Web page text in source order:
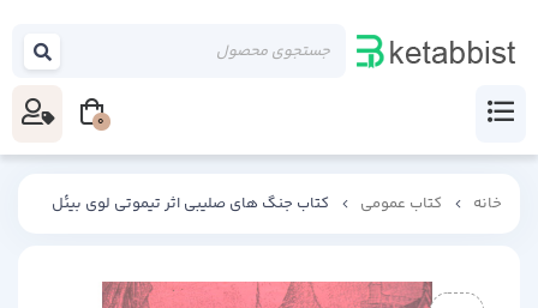
خانه کتاب عمومی کتاب جنگ های صلیبی اثر تیموتی لوی بیئل
0